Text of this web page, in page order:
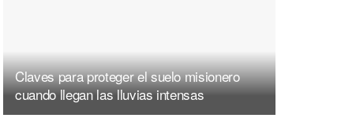
Claves para proteger el suelo misionero
cuando llegan las lluvias intensas